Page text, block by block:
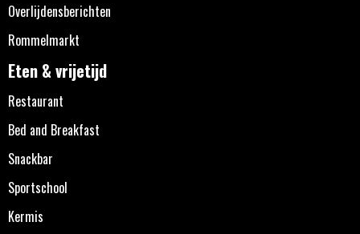
Overlijdensberichten
Rommelmarkt
Eten & vrijetijd
Restaurant
Bed and Breakfast
Snackbar
Sportschool
Kermis